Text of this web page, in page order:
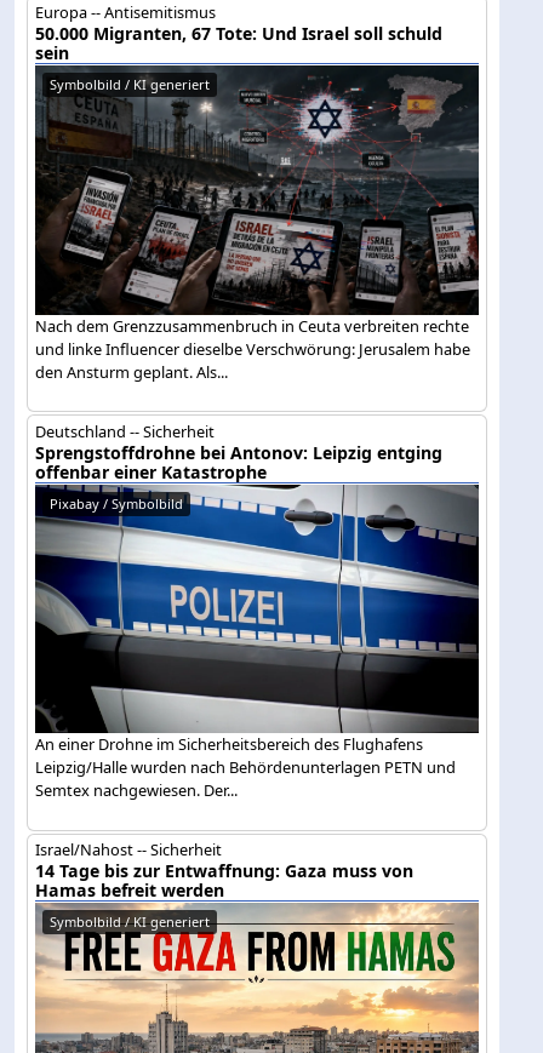
Europa -- Antisemitismus
50.000 Migranten, 67 Tote: Und Israel soll schuld
sein
Symbolbild / KI generiert
Nach dem Grenzzusammenbruch in Ceuta verbreiten rechte
und linke Influencer dieselbe Verschwörung: Jerusalem habe
den Ansturm geplant. Als...
Deutschland -- Sicherheit
Sprengstoffdrohne bei Antonov: Leipzig entging
offenbar einer Katastrophe
Pixabay / Symbolbild
An einer Drohne im Sicherheitsbereich des Flughafens
Leipzig/Halle wurden nach Behördenunterlagen PETN und
Semtex nachgewiesen. Der...
Israel/Nahost -- Sicherheit
14 Tage bis zur Entwaffnung: Gaza muss von
Hamas befreit werden
Symbolbild / KI generiert